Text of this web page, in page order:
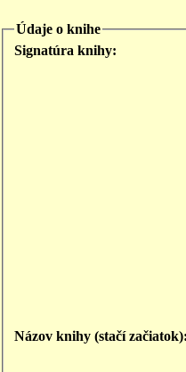
Údaje o knihe
Signatúra knihy:
Názov knihy (stačí začiatok):